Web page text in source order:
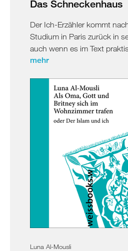
Das Schneckenhaus
Der Ich-Erzähler kommt
Studium in Paris zurück in
auch wenn es im Text
mehr
Luna Al-Mousli